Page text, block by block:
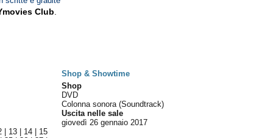
Club
Shop & Showtime
| 13| 14
15
Shop
DVD
Colonna sonora (Soundtrack)
Uscita nelle sale
giovedì 26 gennaio 2017